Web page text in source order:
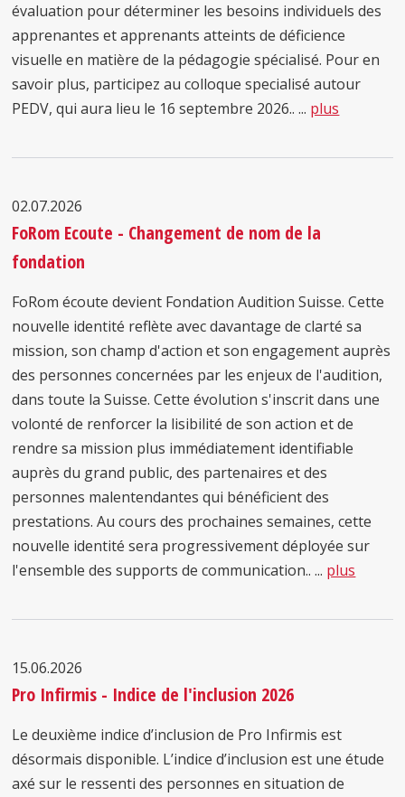
évaluation pour déterminer les besoins individuels des
apprenantes et apprenants atteints de déficience
visuelle en matière de la pédagogie spécialisé. Pour en
savoir plus, participez au colloque specialisé autour
PEDV, qui aura lieu le 16 septembre 2026.. ... plus
02.07.2026
FoRom Ecoute - Changement de nom de la
fondation
FoRom écoute devient Fondation Audition Suisse. Cette
nouvelle identité reflète avec davantage de clarté sa
mission, son champ d'action et son engagement auprès
des personnes concernées par les enjeux de l'audition,
dans toute la Suisse. Cette évolution s'inscrit dans une
volonté de renforcer la lisibilité de son action et de
rendre sa mission plus immédiatement identifiable
auprès du grand public, des partenaires et des
personnes malentendantes qui bénéficient des
prestations. Au cours des prochaines semaines, cette
nouvelle identité sera progressivement déployée sur
l'ensemble des supports de communication.. ... plus
15.06.2026
Pro Infirmis - Indice de l'inclusion 2026
Le deuxième indice d’inclusion de Pro Infirmis est
désormais disponible. L’indice d’inclusion est une étude
axé sur le ressenti des personnes en situation de